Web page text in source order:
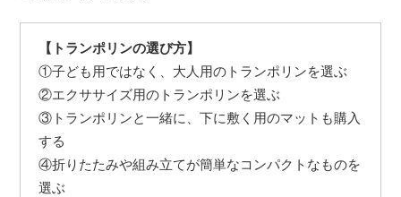
【トランポリンの選び方】
①子ども用ではなく、大人用のトランポリンを選ぶ
②エクササイズ用のトランポリンを選ぶ
③トランポリンと一緒に、下に敷く用のマットも購入
する
④折りたたみや組み立てが簡単なコンパクトなものを
選ぶ